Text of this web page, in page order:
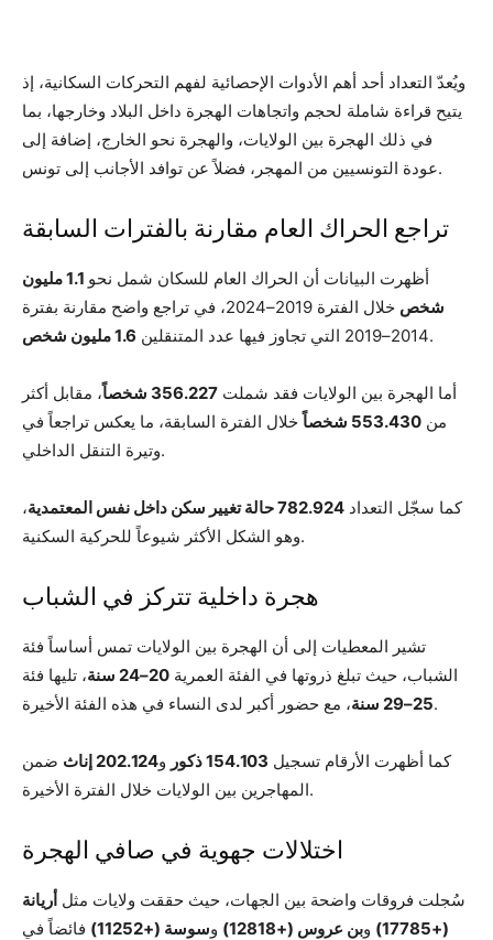
ويُعدّ التعداد أحد أهم الأدوات الإحصائية لفهم التحركات السكانية، إذ
يتيح قراءة شاملة لحجم واتجاهات الهجرة داخل البلاد وخارجها، بما
في ذلك الهجرة بين الولايات، والهجرة نحو الخارج، إضافة إلى
عودة التونسيين من المهجر، فضلاً عن توافد الأجانب إلى تونس.
تراجع الحراك العام مقارنة بالفترات السابقة
أظهرت البيانات أن الحراك العام للسكان شمل نحو
1.1 مليون
شخص
خلال الفترة 2019–2024، في تراجع واضح مقارنة بفترة
2014–2019 التي تجاوز فيها عدد المتنقلين
1.6 مليون شخص .
أما الهجرة بين الولايات فقد شملت 356.227 شخصاً
، مقابل أكثر
من 553.430 شخصاً
خلال الفترة السابقة، ما يعكس تراجعاً في
وتيرة التنقل الداخلي.
كما سجّل التعداد 782.924 حالة تغيير سكن داخل نفس المعتمدية
،
وهو الشكل الأكثر شيوعاً للحركية السكنية.
هجرة داخلية تتركز في الشباب
تشير المعطيات إلى أن الهجرة بين الولايات تمس أساساً فئة
الشباب، حيث تبلغ ذروتها في الفئة العمرية 20–24 سنة
، تليها فئة
25–29 سنة، مع حضور أكبر لدى النساء في هذه الفئة الأخيرة.
كما أظهرت الأرقام تسجيل 154.103 ذكور و202.124 إناث
ضمن
المهاجرين بين الولايات خلال الفترة الأخيرة.
اختلالات جهوية في صافي الهجرة
سُجلت فروقات واضحة بين الجهات، حيث حققت ولايات مثل أريانة
(+17785)
وبن عروس (+12818) وسوسة (+11252)
فائضاً في